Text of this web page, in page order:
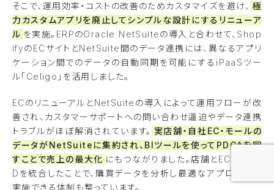
そこで、運用効率・コストの改善のためカスタマイズを避け、 極
力カスタムアプリを廃止してシンプルな設計にするリニューア
ル を実施。ERPのOracle NetSuiteの導入と合わせて、Shop
ifyのECサイトとNetSuite間のデータ連携には、異なるアプリ
ケーション間でのデータの自動同期を可能にするiPaaSツー
ル「Celigo」を活用しました。
ECのリニューアルとNetSuiteの導入によって運用フローが改
善され、カスタマーサポートへの問い合わせ逼迫やデータ連携
トラブルがほぼ解消されています。 実店舗・自社EC・モールの
データがNetSuiteに集約され、BIツールを使ってPDCAを回
すことで売上の最大化 にもつながりました。店舗とECの会員I
Dを統合したことで、購買データを分析し最適なアプローチを
実施できる体制も整っています。